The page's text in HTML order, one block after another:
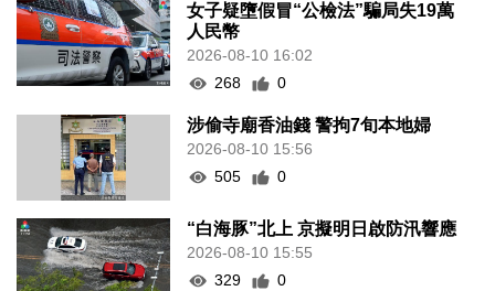
女子疑墮假冒“公檢法”騙局失19萬
人民幣
2026-08-10 16:02
268
0
涉偷寺廟香油錢 警拘7旬本地婦
2026-08-10 15:56
505
0
“白海豚”北上 京擬明日啟防汛響應
2026-08-10 15:55
329
0